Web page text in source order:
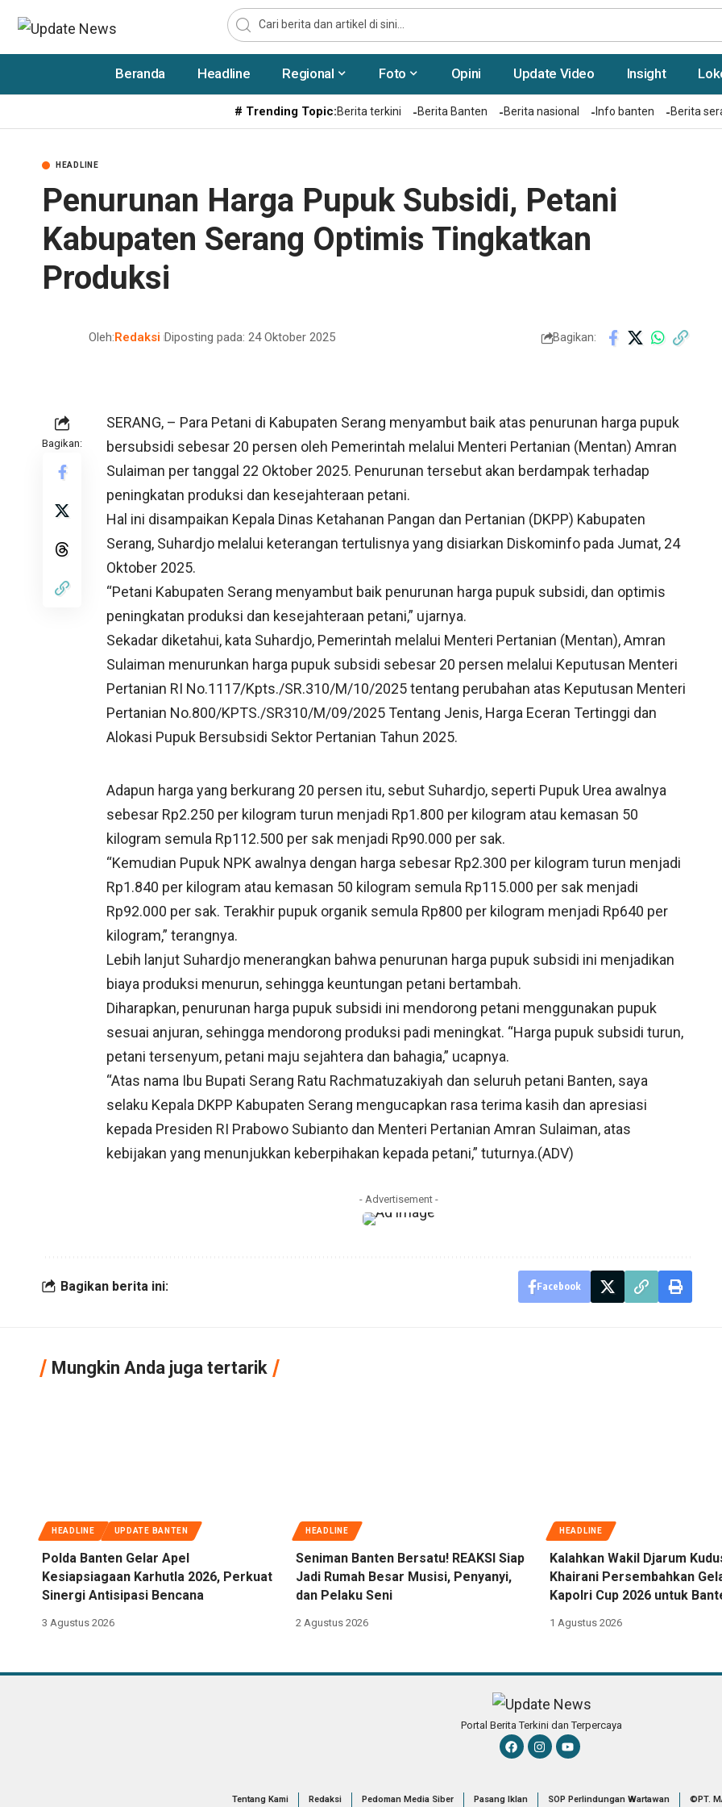
Beranda Headline Regional Foto Opini Update Video Insight
# Trending Topic:Berita terkini Berita Banten Berita nasional Info banten Berita
HEADLINE
Penurunan Harga Pupuk Subsidi, Petani
Kabupaten Serang Optimis Tingkatkan
Produksi
Oleh:Redaksi Diposting pada: 24 Oktober 2025 Bagikan:
Bagikan:
SERANG, – Para Petani di Kabupaten Serang menyambut baik atas penurunan harga pupuk
bersubsidi sebesar 20 persen oleh Pemerintah melalui Menteri Pertanian (Mentan) Amran
Sulaiman per tanggal 22 Oktober 2025. Penurunan tersebut akan berdampak terhadap
peningkatan produksi dan kesejahteraan petani.
Hal ini disampaikan Kepala Dinas Ketahanan Pangan dan Pertanian (DKPP) Kabupaten
Serang, Suhardjo melalui keterangan tertulisnya yang disiarkan Diskominfo pada Jumat, 24
Oktober 2025.
“Petani Kabupaten Serang menyambut baik penurunan harga pupuk subsidi, dan optimis
peningkatan produksi dan kesejahteraan petani,” ujarnya.
Sekadar diketahui, kata Suhardjo, Pemerintah melalui Menteri Pertanian (Mentan), Amran
Sulaiman menurunkan harga pupuk subsidi sebesar 20 persen melalui Keputusan Menteri
Pertanian RI No.1117/Kpts./SR.310/M/10/2025 tentang perubahan atas Keputusan Menteri
Pertanian No.800/KPTS./SR310/M/09/2025 Tentang Jenis, Harga Eceran Tertinggi dan
Alokasi Pupuk Bersubsidi Sektor Pertanian Tahun 2025.
Adapun harga yang berkurang 20 persen itu, sebut Suhardjo, seperti Pupuk Urea awalnya
sebesar Rp2.250 per kilogram turun menjadi Rp1.800 per kilogram atau kemasan 50
kilogram semula Rp112.500 per sak menjadi Rp90.000 per sak.
“Kemudian Pupuk NPK awalnya dengan harga sebesar Rp2.300 per kilogram turun menjadi
Rp1.840 per kilogram atau kemasan 50 kilogram semula Rp115.000 per sak menjadi
Rp92.000 per sak. Terakhir pupuk organik semula Rp800 per kilogram menjadi Rp640 per
kilogram,” terangnya.
Lebih lanjut Suhardjo menerangkan bahwa penurunan harga pupuk subsidi ini menjadikan
biaya produksi menurun, sehingga keuntungan petani bertambah.
Diharapkan, penurunan harga pupuk subsidi ini mendorong petani menggunakan pupuk
sesuai anjuran, sehingga mendorong produksi padi meningkat. “Harga pupuk subsidi turun,
petani tersenyum, petani maju sejahtera dan bahagia,” ucapnya.
“Atas nama Ibu Bupati Serang Ratu Rachmatuzakiyah dan seluruh petani Banten, saya
selaku Kepala DKPP Kabupaten Serang mengucapkan rasa terima kasih dan apresiasi
kepada Presiden RI Prabowo Subianto dan Menteri Pertanian Amran Sulaiman, atas
kebijakan yang menunjukkan keberpihakan kepada petani,” tuturnya.(ADV)
- Advertisement -
Bagikan berita ini: Facebook
Mungkin Anda juga tertarik
HEADLINE UPDATE BANTEN
Polda Banten Gelar Apel
Kesiapsiagaan Karhutla 2026, Perkuat
Sinergi Antisipasi Bencana
3 Agustus 2026
HEADLINE
Seniman Banten Bersatu! REAKSI Siap
Jadi Rumah Besar Musisi, Penyanyi,
dan Pelaku Seni
2 Agustus 2026
HEADLINE
Kalahkan Wakil Djarum
Khairani Persembahkan
Kapolri Cup 2026 untuk
1 Agustus 2026
Portal Berita Terkini dan Terpercaya
Tentang Kami Redaksi Pedoman Media Siber Pasang Iklan SOP Perlindungan Wartawan ©PT.